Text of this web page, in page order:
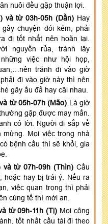
nuôi đều gặp thuận lợi.
và từ 03h-05h (Dần) Hay
chuyện đói kém, phải
đi tốt nhất nên hoãn lại.
nguyền rủa, tránh lây
việc như hội họp,
tránh đi vào giờ
đi vào giờ này thì nên
gây ẩu đả hay cãi nhau.
từ 05h-07h (Mão) Là giờ
gặp được may mắn.
có lời. Người đi sắp về
mừng. Mọi việc trong nhà
bệnh cầu thì sẽ khỏi, gia
và từ 07h-09h (Thìn) Cầu
hoặc hay bị trái ý. Nếu ra
việc quan trọng thì phải
cúng tế thì mới an.
từ 09h-11h (Tị) Mọi công
tốt nhất cầu tài đi theo